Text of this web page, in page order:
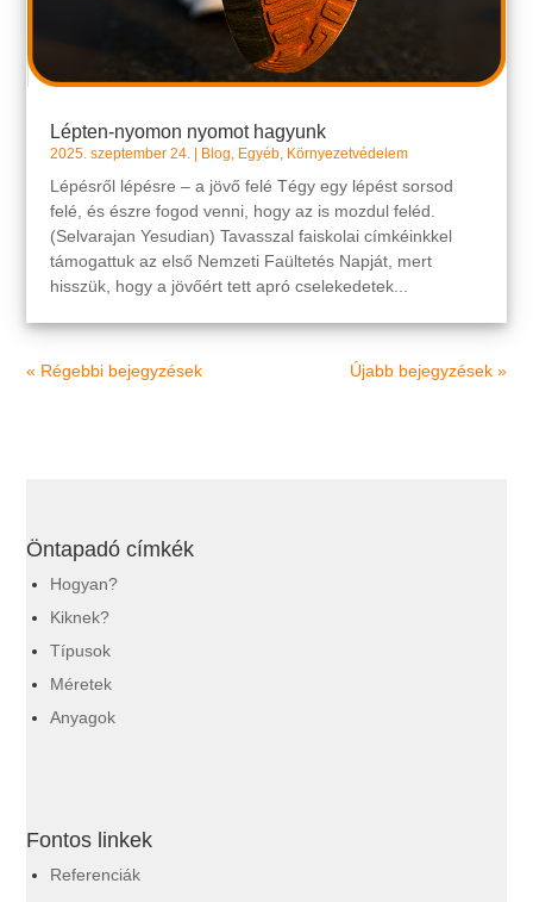
Lépten-nyomon nyomot hagyunk
2025. szeptember 24. Blog, Egyéb, Környezetvédelem
Lépésről lépésre – a jövő felé Tégy egy lépést sorsod
felé, és észre fogod venni, hogy az is mozdul feléd.
(Selvarajan Yesudian) Tavasszal faiskolai címkéinkkel
támogattuk az első Nemzeti Faültetés Napját, mert
hisszük, hogy a jövőért tett apró cselekedetek...
« Régebbi bejegyzések Újabb bejegyzések »
Öntapadó címkék
Hogyan?
Kiknek?
Típusok
Méretek
Anyagok
Fontos linkek
Referenciák